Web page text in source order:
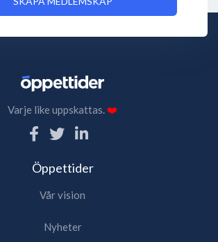
Varje like uppskattas.❤️
Öppettider
Vår vision
Nyheter